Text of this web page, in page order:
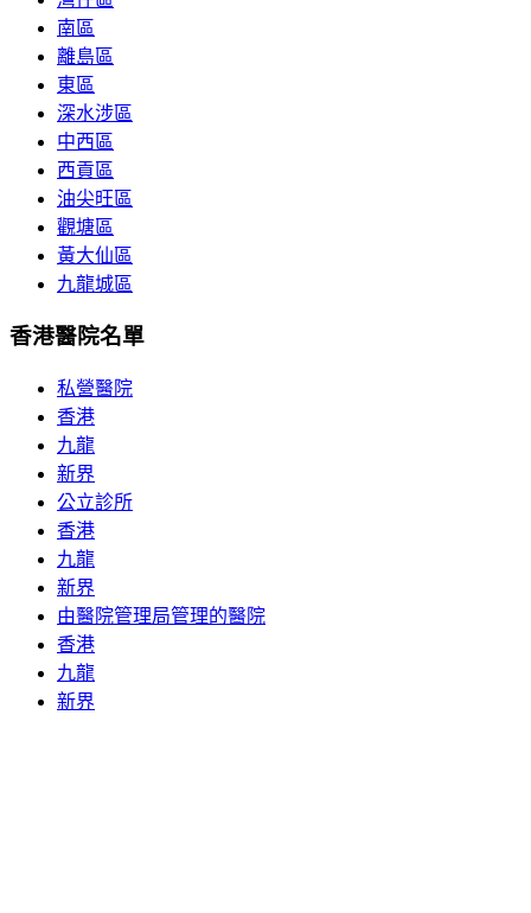
南區
離島區
東區
深水涉區
中西區
西貢區
油尖旺區
觀塘區
黃大仙區
九龍城區
香港醫院名單
私營醫院
香港
九龍
新界
公立診所
香港
九龍
新界
由醫院管理局管理的醫院
香港
九龍
新界